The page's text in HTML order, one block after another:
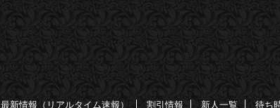
最新情報（リアルタイム速報） 割引情報 新人一覧 待ち